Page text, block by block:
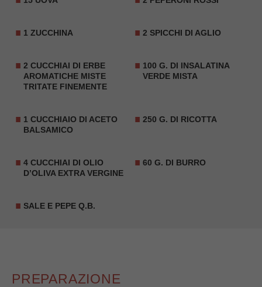
1 ZUCCHINA 2 SPICCHI DI AGLIO
2 CUCCHIAI DI ERBE
AROMATICHE MISTE
TRITATE FINEMENTE
100 G. DI INSALATINA
VERDE MISTA
1 CUCCHIAIO DI ACETO
BALSAMICO
250 G. DI RICOTTA
4 CUCCHIAI DI OLIO
D’OLIVA EXTRA VERGINE
60 G. DI BURRO
SALE E PEPE Q.B.
PREPARAZIONE